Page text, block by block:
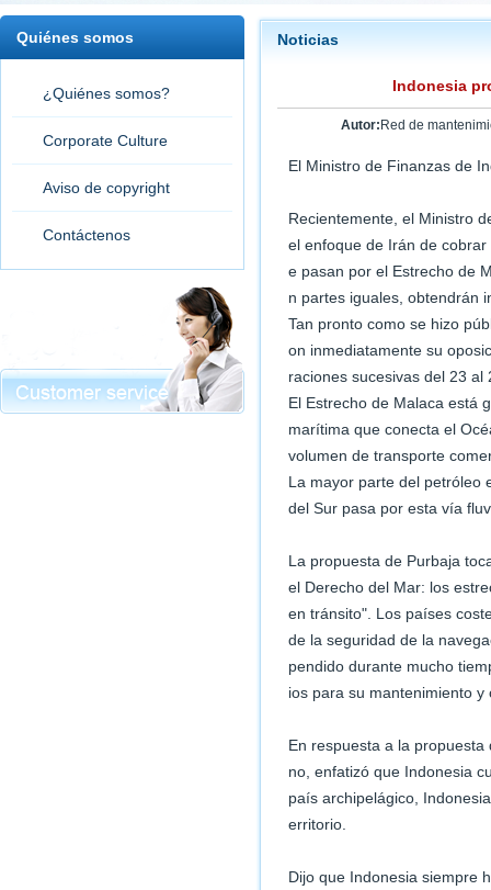
Quiénes somos
¿Quiénes somos?
Corporate Culture
Aviso de copyright
Contáctenos
Noticias
Indonesia
Autor: Red de
El Ministro de Finanzas de
Recientemente, el Ministro
el enfoque de Irán de
e pasan por el Estrecho de
n partes iguales, obtendrán
Tan pronto como se hizo
on inmediatamente su
raciones sucesivas del 23
El Estrecho de Malaca está
marítima que conecta el
volumen de transporte
La mayor parte del petróleo
del Sur pasa por esta vía
La propuesta de Purbaja
el Derecho del Mar: los
en tránsito". Los países
de la seguridad de la
pendido durante mucho
ios para su mantenimiento y
En respuesta a la
no, enfatizó que Indonesia
país archipelágico,
erritorio.
Dijo que Indonesia siempre